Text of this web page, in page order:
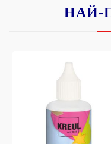
НАЙ-